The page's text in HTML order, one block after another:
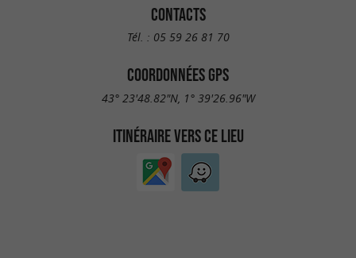
CONTACTS
Tél. : 05 59 26 81 70
COORDONNÉES GPS
43° 23'48.82"N, 1° 39'26.96"W
ITINÉRAIRE VERS CE LIEU